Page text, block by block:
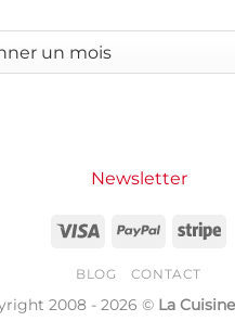
Newsletter
Visa PayPal
BLOG CONTACT
2008 - 2026 © La